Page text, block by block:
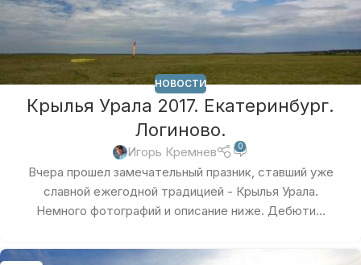
НОВОСТИ
Крылья Урала 2017. Екатеринбург.
Логиново.
Игорь Кремнев 0
Вчера прошел замечательный празник, ставший уже
славной ежегодной традицией - Крылья Урала.
Немного фотографий и описание ниже. Дебюти...